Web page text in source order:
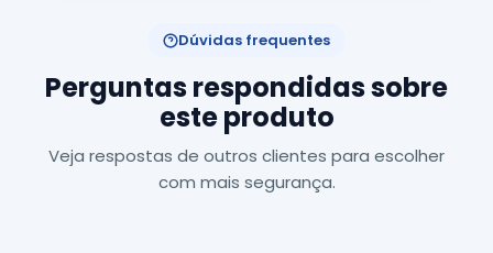
Dúvidas frequentes
Perguntas respondidas sobre
este produto
Veja respostas de outros clientes para escolher
com mais segurança.